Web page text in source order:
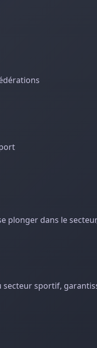
plonger dans le
sportif,